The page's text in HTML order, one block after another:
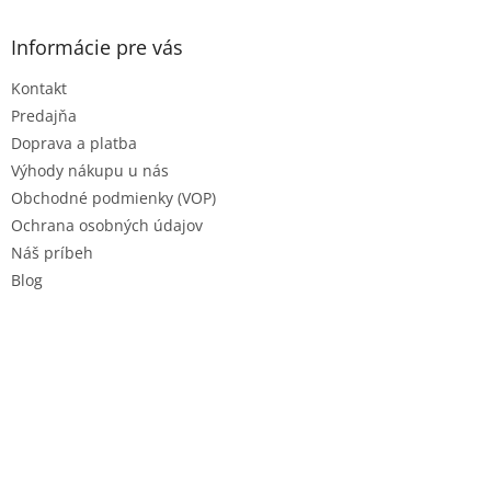
Informácie pre vás
Kontakt
Predajňa
Doprava a platba
Výhody nákupu u nás
Obchodné podmienky (VOP)
Ochrana osobných údajov
Náš príbeh
Blog